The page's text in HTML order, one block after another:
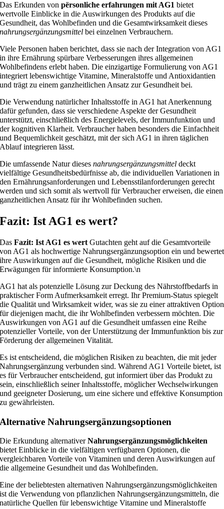
Das Erkunden vonpërsonliche erfahrungen mit AG1 bietet
wertvolle Einblicke in die Auswirkungen des Produkts auf die
Gesundheit, das Wohlbefinden und die Gesamtwirksamkeit dieses
nahrungsergänzungsmittel bei einzelnen Verbrauchern.
Viele Personen haben berichtet, dass sie nach der Integration von AG1
in ihre Ernährung spürbare Verbesserungen ihres allgemeinen
Wohlbefindens erlebt haben. Die einzigartige Formulierung von AG1
integriert lebenswichtige Vitamine, Mineralstoffe und Antioxidantien
und trägt zu einem ganzheitlichen Ansatz zur Gesundheit bei.
Die Verwendung natürlicher Inhaltsstoffe in AG1 hat Anerkennung
dafür gefunden, dass sie verschiedene Aspekte der Gesundheit
unterstützt, einschließlich des Energielevels, der Immunfunktion und
der kognitiven Klarheit. Verbraucher haben besonders die Einfachheit
und Bequemlichkeit geschätzt, mit der sich AG1 in ihren täglichen
Ablauf integrieren lässt.
Die umfassende Natur diesesnahrungsergänzungsmittel deckt
vielfältige Gesundheitsbedürfnisse ab, die individuellen Variationen in
den Ernährungsanforderungen und Lebensstilanforderungen gerecht
werden und sich somit als wertvoll für Verbraucher erweisen, die einen
ganzheitlichen Ansatz für ihr Wohlbefinden suchen.
Fazit: Ist AG1 es wert?
DasFazit: Ist AG1 es wert Gutachten geht auf die Gesamtvorteile
von AG1 als hochwertige Nahrungsergänzungsoption ein und bewertet
ihre Auswirkungen auf die Gesundheit, mögliche Risiken und die
Erwägungen für informierte Konsumption.\n
AG1 hat als potenzielle Lösung zur Deckung des Nährstoffbedarfs in
praktischer Form Aufmerksamkeit erregt. Ihr Premium-Status spiegelt
die Qualität und Wirksamkeit wider, was sie zu einer attraktiven Option
für diejenigen macht, die ihr Wohlbefinden verbessern möchten. Die
Auswirkungen von AG1 auf die Gesundheit umfassen eine Reihe
potenzieller Vorteile, von der Unterstützung der Immunfunktion bis zur
Förderung der allgemeinen Vitalität.
Es ist entscheidend, die möglichen Risiken zu beachten, die mit jeder
Nahrungsergänzung verbunden sind. Während AG1 Vorteile bietet, ist
es für Verbraucher entscheidend, gut informiert über das Produkt zu
sein, einschließlich seiner Inhaltsstoffe, möglicher Wechselwirkungen
und geeigneter Dosierung, um eine sichere und effektive Konsumption
zu gewährleisten.
Alternative Nahrungsergänzungsoptionen
Die Erkundung alternativerNahrungsergänzungsmöglichkeiten
bietet Einblicke in die vielfältigen verfügbaren Optionen, die
vergleichbaren Vorteile von Vitaminen und deren Auswirkungen auf
die allgemeine Gesundheit und das Wohlbefinden.
Eine der beliebtesten alternativen Nahrungsergänzungsmöglichkeiten
ist die Verwendung von pflanzlichen Nahrungsergänzungsmitteln, die
natürliche Quellen für lebenswichtige Vitamine und Mineralstoffe